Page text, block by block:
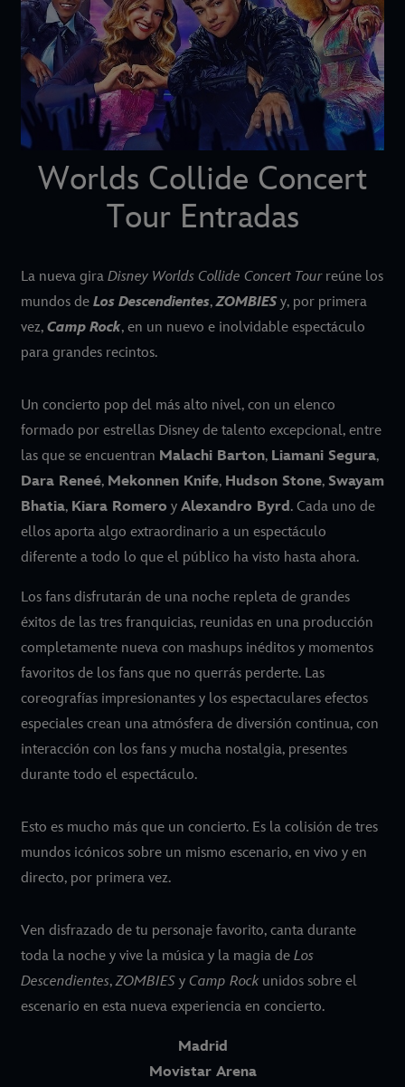
Worlds Collide Concert
Tour Entradas
La nueva gira Disney Worlds Collide Concert Tourreúne los
mundos de Los Descendientes,ZOMBIES y, por primera
vez, Camp Rock, en un nuevo e inolvidable espectáculo
para grandes recintos.
Un concierto pop del más alto nivel, con un elenco
formado por estrellas Disney de talento excepcional, entre
las que se encuentran Malachi Barton, Liamani Segura,
Dara Reneé, Mekonnen Knife, Hudson Stone, Swayam
Bhatia, Kiara Romero y Alexandro Byrd . Cada uno de
ellos aporta algo extraordinario a un espectáculo
diferente a todo lo que el público ha visto hasta ahora.
Los fans disfrutarán de una noche repleta de grandes
éxitos de las tres franquicias, reunidas en una producción
completamente nueva con mashups inéditos y momentos
favoritos de los fans que no querrás perderte. Las
coreografías impresionantes y los espectaculares efectos
especiales crean una atmósfera de diversión continua, con
interacción con los fans y mucha nostalgia, presentes
durante todo el espectáculo.
Esto es mucho más que un concierto. Es la colisión de tres
mundos icónicos sobre un mismo escenario, en vivo y en
directo, por primera vez.
Ven disfrazado de tu personaje favorito, canta durante
toda la noche y vive la música y la magia de Los
Descendientes,ZOMBIES y Camp Rock unidos sobre el
escenario en esta nueva experiencia en concierto.
Madrid
Movistar Arena